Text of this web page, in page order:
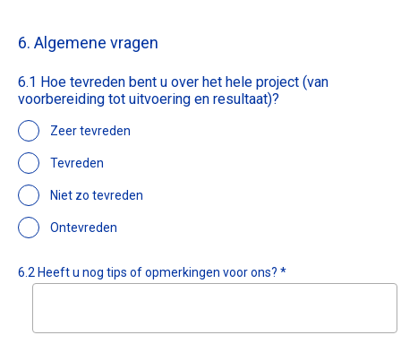
6. Algemene vragen
6.1 Hoe tevreden bent u over het hele project (van
voorbereiding tot uitvoering en resultaat)?
Zeer tevreden
Tevreden
Niet zo tevreden
Ontevreden
6.2 Heeft u nog tips of opmerkingen voor ons? *